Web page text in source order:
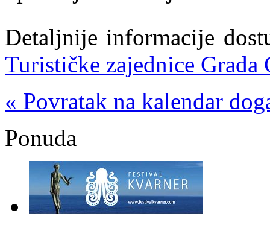
Detaljnije informacije
Turističke zajednice Grada
« Povratak na kalendar
Ponuda